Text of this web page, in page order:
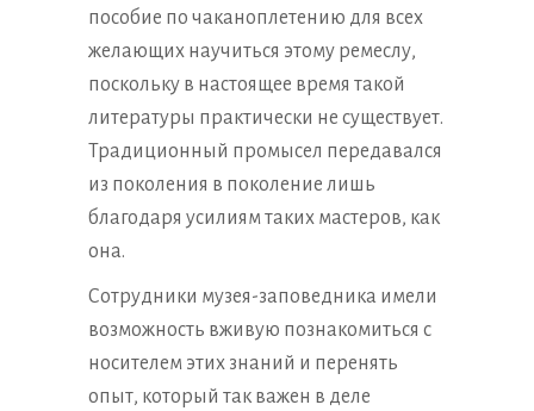
пособие по чаканоплетению для всех
желающих научиться этому ремеслу,
поскольку в настоящее время такой
литературы практически не существует.
Традиционный промысел передавался
из поколения в поколение лишь
благодаря усилиям таких мастеров, как
она.
Сотрудники музея-заповедника имели
возможность вживую познакомиться с
носителем этих знаний и перенять
опыт, который так важен в деле